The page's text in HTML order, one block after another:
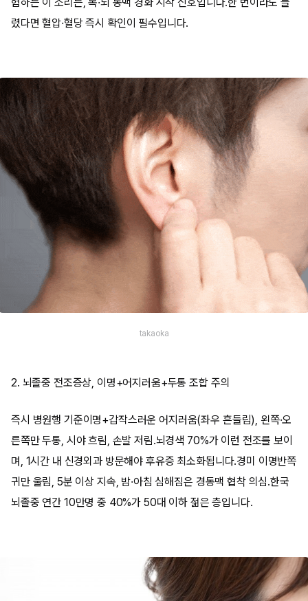
렸다면 혈압·혈당 즉시 확인이 필수입니다.
takaoka
2. 뇌졸중 전조증상, 이명+어지러움+두통 조합 주의
즉시 병원행 기준이명+갑작스러운 어지러움(좌우 흔들림), 왼쪽·오
른쪽만 두통, 시야 흐림, 손발 저림.뇌경색 70%가 이런 전조를 보이
며, 1시간 내 신경외과 방문해야 후유증 최소화됩니다.경미 이명반쪽
귀만 울림, 5분 이상 지속, 밤·아침 심해짐은 경동맥 협착 의심.한국
뇌졸중 연간 10만명 중 40%가 50대 이하 젊은 층입니다.